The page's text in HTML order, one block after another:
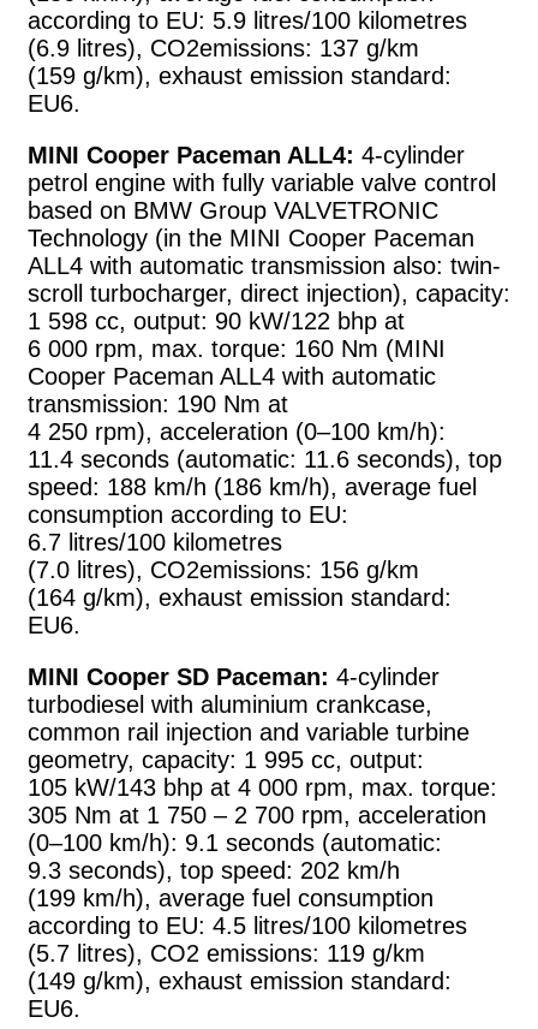
according to EU: 5.9 litres/100 kilometres
(6.9 litres), CO2emissions: 137 g/km
(159 g/km), exhaust emission standard:
EU6.
MINI Cooper Paceman ALL4: 4-cylinder
petrol engine with fully variable valve control
based on BMW Group VALVETRONIC
Technology (in the MINI Cooper Paceman
ALL4 with automatic transmission also: twin-
scroll turbocharger, direct injection), capacity:
1 598 cc, output: 90 kW/122 bhp at
6 000 rpm, max. torque: 160 Nm (MINI
Cooper Paceman ALL4 with automatic
transmission: 190 Nm at
4 250 rpm), acceleration (0–100 km/h):
11.4 seconds (automatic: 11.6 seconds), top
speed: 188 km/h (186 km/h), average fuel
consumption according to EU:
6.7 litres/100 kilometres
(7.0 litres), CO2emissions: 156 g/km
(164 g/km), exhaust emission standard:
EU6.
MINI Cooper SD Paceman: 4-cylinder
turbodiesel with aluminium crankcase,
common rail injection and variable turbine
geometry, capacity: 1 995 cc, output:
105 kW/143 bhp at 4 000 rpm, max. torque:
305 Nm at 1 750 – 2 700 rpm, acceleration
(0–100 km/h): 9.1 seconds (automatic:
9.3 seconds), top speed: 202 km/h
(199 km/h), average fuel consumption
according to EU: 4.5 litres/100 kilometres
(5.7 litres), CO2 emissions: 119 g/km
(149 g/km), exhaust emission standard:
EU6.